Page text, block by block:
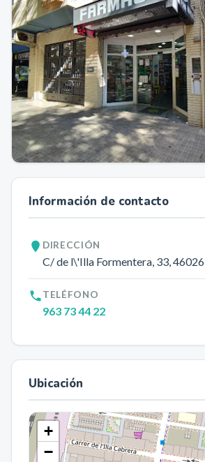
Información de contacto
DIRECCIÓN
C/ de l\'Illa Formentera, 33, 46026
TELÉFONO
963 73 44 22
Ubicación
+
−